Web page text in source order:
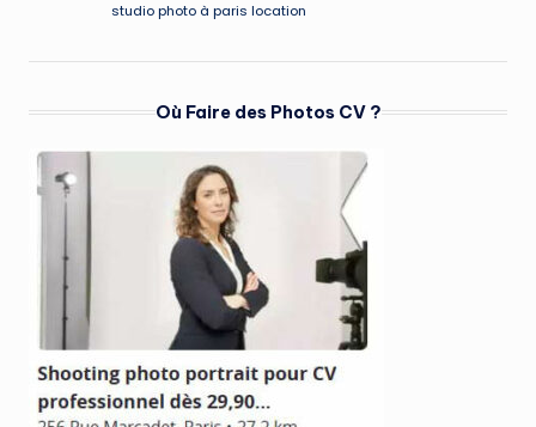
studio photo à paris location
Où Faire des Photos CV ?